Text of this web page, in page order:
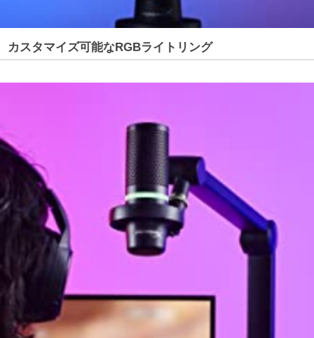
カスタマイズ可能なRGBライトリング